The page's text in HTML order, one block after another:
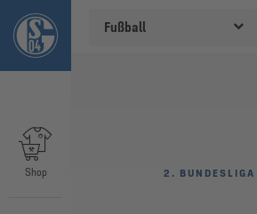
Fußball
Shop 2. BUNDESLIGA